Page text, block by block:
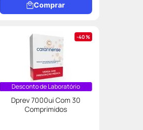
Comprar
40%
Desconto de Laboratório
Dprev 7000ui Com 30
Comprimidos